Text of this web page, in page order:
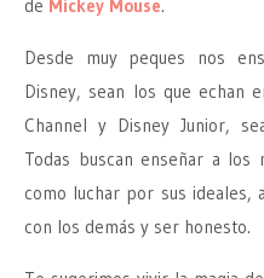
de Mickey Mouse.
Desde muy peques nos
Disney, sean los que echan
Channel y Disney Junior,
Todas buscan enseñar a los
como luchar por sus ideales,
con los demás y ser honesto.